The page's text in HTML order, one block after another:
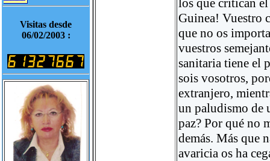
Visitas desde
06/02/2003 :
los que critican
Guinea! Vuestro
que no os
vuestros
sanitaria tiene el
sois vosotros,
extranjero,
un paludismo de
paz? Por qué no
demás. Más que
avaricia os ha